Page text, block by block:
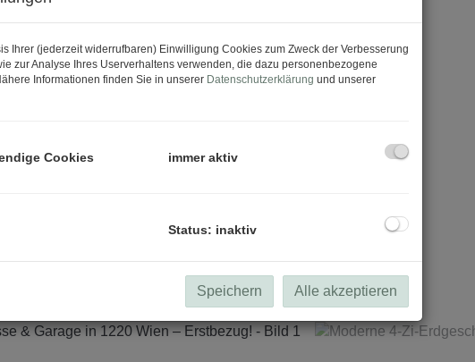
Ihrer (jederzeit widerrufbaren) Einwilligung Cookies zum Zweck der Verbesserung
zur Analyse Ihres Userverhaltens verwenden, die dazu personenbezogene
Informationen finden Sie in unserer Datenschutzerklärung und unserer
Cookies immer aktiv
Status: inaktiv
Speichern Alle akzeptieren